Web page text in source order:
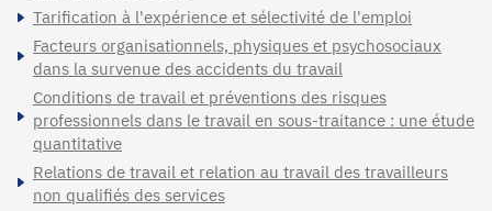
Tarification à l'expérience et sélectivité de l'emploi
Facteurs organisationnels, physiques et psychosociaux
dans la survenue des accidents du travail
Conditions de travail et préventions des risques
professionnels dans le travail en sous-traitance : une étude
quantitative
Relations de travail et relation au travail des travailleurs
non qualifiés des services